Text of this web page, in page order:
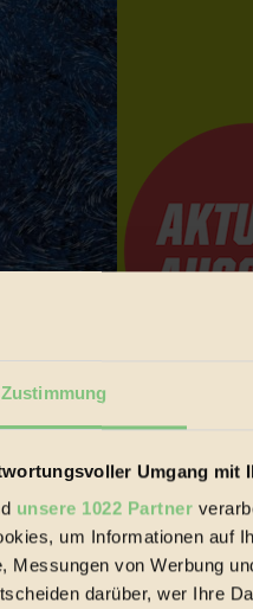
Zustimmung
Umgang mit
unsere 1022 Partner
um Informationen auf
Messungen von Werbung
darüber, wer Ihre
Ozean und seine
im Freilandhühnerbetrieb
sich in Mitteleuropa
die nach Entleerung voll